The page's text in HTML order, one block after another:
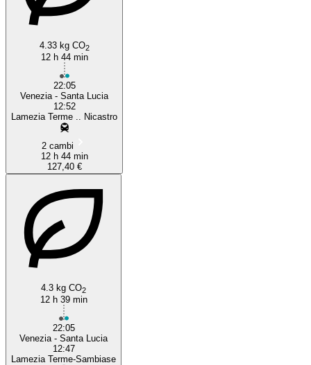
4.33 kg CO2
12 h 44 min
22:05
Venezia - Santa Lucia
12:52
Lamezia Terme .. Nicastro
2 cambi
12 h 44 min
127,40 €
4.3 kg CO2
12 h 39 min
22:05
Venezia - Santa Lucia
12:47
Lamezia Terme-Sambiase